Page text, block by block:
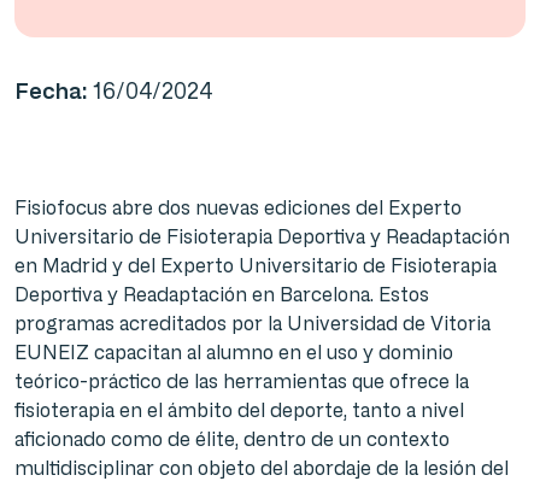
Fecha: 16/04/2024
Fisiofocus abre dos nuevas ediciones del Experto
Universitario de Fisioterapia Deportiva y Readaptación
en Madrid y del Experto Universitario de Fisioterapia
Deportiva y Readaptación en Barcelona. Estos
programas acreditados por la Universidad de Vitoria
EUNEIZ capacitan al alumno en el uso y dominio
teórico-práctico de las herramientas que ofrece la
fisioterapia en el ámbito del deporte, tanto a nivel
aficionado como de élite, dentro de un contexto
multidisciplinar con objeto del abordaje de la lesión del